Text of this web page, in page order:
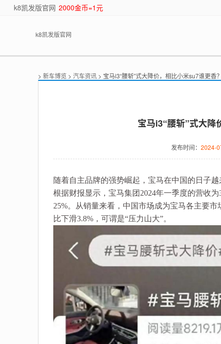
k8凯发版官网 2000金币=1元
k8凯发版官网
> 新车博览 > 汽车资讯 > 宝马i3“腰斩”式大降价，相比小米su7谁更香
宝马i3“腰斩”式大
发布时间： 2024-
随着自主品牌的强势崛起，宝马在中国的日子
根据财报显示，宝马集团2024年一季度的营收
25%。从销量来看，中国市场成为宝马各主要
比下滑3.8%，可谓是“压力山大”。